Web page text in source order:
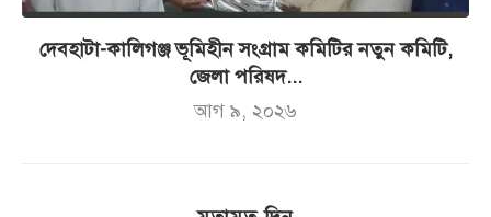
দেবহাটা-কালিগঞ্জ ভূমিহীন সংগ্রাম কমিটির নতুন কমিটি,
জেলা পরিষদ...
আগ ৯, ২০২৬